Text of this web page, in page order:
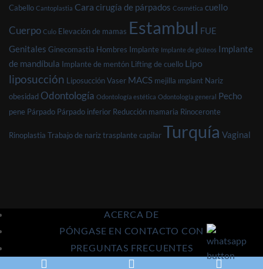
Cabello Cantoplastia Cara cirugía de párpados Cosmética cuello
Cuerpo Culo Elevación de mamas Estambul FUE
Genitales Ginecomastia Hombres Implante Implante de glúteos Implante
de mandíbula Implante de mentón Lifting de cuello Lipo
liposucción Liposucción Vaser MACS mejilla ımplant Nariz
obesidad Odontología Odontología estética Odontología general Pecho
pene Párpado Párpado inferior Reducción mamaria Rinoceronte
Rinoplastia Trabajo de nariztrasplante capilarTurquía Vaginal
ACERCA DE
PÓNGASE EN CONTACTO CON
PREGUNTAS FRECUENTES